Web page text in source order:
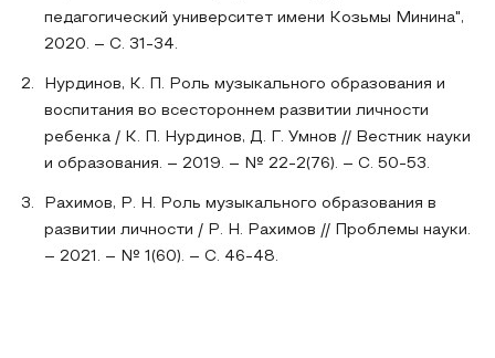
педагогический университет имени Козьмы Минина",
2020. – С. 31-34.
Нурдинов, К. П. Роль музыкального образования и
воспитания во всестороннем развитии личности
ребенка / К. П. Нурдинов, Д. Г. Умнов // Вестник науки
и образования. – 2019. – № 22-2(76). – С. 50-53.
Рахимов, Р. Н. Роль музыкального образования в
развитии личности / Р. Н. Рахимов // Проблемы науки.
– 2021. – № 1(60). – С. 46-48.